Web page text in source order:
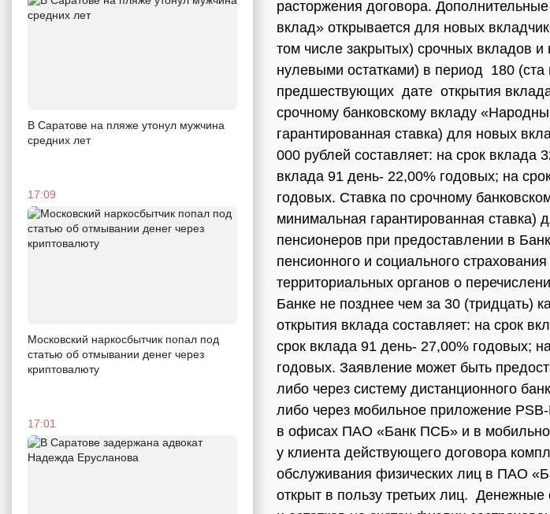
В Саратове на пляже утонул мужчина
средних лет
17:09
Московский наркосбытчик попал под
статью об отмывании денег через
криптовалюту
17:01
расторжения договора.
вклад» открывается для новых
том числе закрытых) срочных вкладов и
нулевыми остатками) в период 180 (ста
предшествующих дате открытия
срочному банковскому вкладу
гарантированная ставка) для новых
000 рублей составляет: на срок вклада
вклада 91 день- 22,00% годовых; на
годовых. Ставка по срочному
минимальная гарантированная ставка)
пенсионеров при предоставлении в
пенсионного и социального
территориальных органов о
Банке не позднее чем за 30 (тридцать)
открытия вклада составляет: на срок
срок вклада 91 день- 27,00% годовых;
годовых. Заявление может быть
либо через систему дистанционного
либо через мобильное приложение
в офисах ПАО «Банк ПСБ» и в
у клиента действующего договора
обслуживания физических лиц в ПАО
открыт в пользу третьих лиц. Денежные